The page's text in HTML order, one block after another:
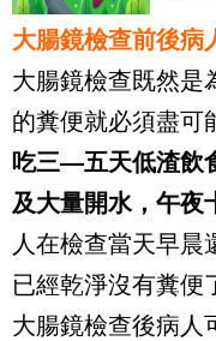
腫瘤
大腸鏡檢查前後病
大腸鏡檢查既然是
的糞便就必須盡可
吃三—五天低渣飲
及大量開水，午夜
人在檢查當天早晨
已經乾淨沒有糞便
大腸鏡檢查後病人